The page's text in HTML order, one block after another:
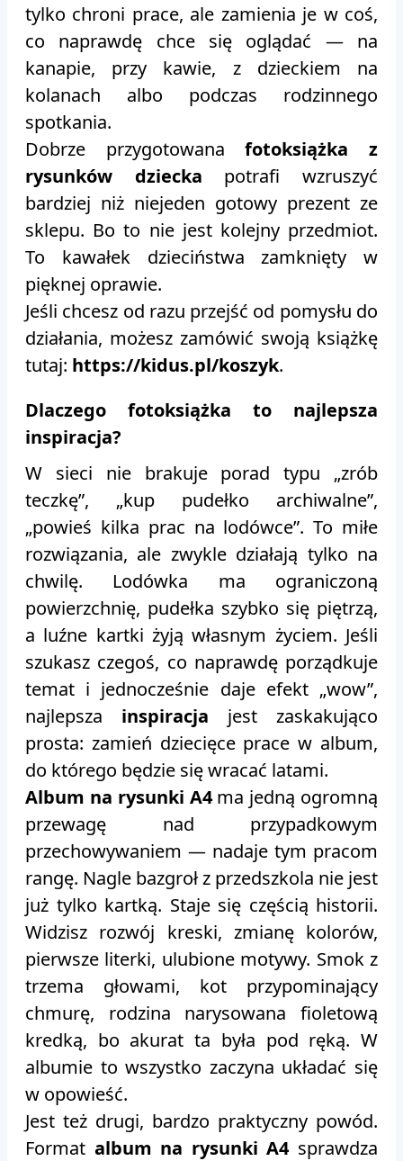
tylko chroni prace, ale zamienia je w coś,
co naprawdę chce się oglądać — na
kanapie, przy kawie, z dzieckiem na
kolanach albo podczas rodzinnego
spotkania.
Dobrze przygotowanafotoksiążka z
rysunków dziecka potrafi wzruszyć
bardziej niż niejeden gotowy prezent ze
sklepu. Bo to nie jest kolejny przedmiot.
To kawałek dzieciństwa zamknięty w
pięknej oprawie.
Jeśli chcesz od razu przejść od pomysłu do
działania, możesz zamówić swoją książkę
tutaj: https://kidus.pl/koszyk.
Dlaczego fotoksiążka to najlepsza
inspiracja?
W sieci nie brakuje porad typu „zrób
teczkę”, „kup pudełko archiwalne”,
„powieś kilka prac na lodówce”. To miłe
rozwiązania, ale zwykle działają tylko na
chwilę. Lodówka ma ograniczoną
powierzchnię, pudełka szybko się piętrzą,
a luźne kartki żyją własnym życiem. Jeśli
szukasz czegoś, co naprawdę porządkuje
temat i jednocześnie daje efekt „wow”,
najlepsza inspiracja jest zaskakująco
prosta: zamień dziecięce prace w album,
do którego będzie się wracać latami.
Album na rysunki A4ma jedną ogromną
przewagę nad przypadkowym
przechowywaniem — nadaje tym pracom
rangę. Nagle bazgroł z przedszkola nie jest
już tylko kartką. Staje się częścią historii.
Widzisz rozwój kreski, zmianę kolorów,
pierwsze literki, ulubione motywy. Smok z
trzema głowami, kot przypominający
chmurę, rodzina narysowana fioletową
kredką, bo akurat ta była pod ręką. W
albumie to wszystko zaczyna układać się
w opowieść.
Jest też drugi, bardzo praktyczny powód.
Format album na rysunki A4sprawdza